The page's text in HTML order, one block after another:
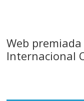
Web
Internacional